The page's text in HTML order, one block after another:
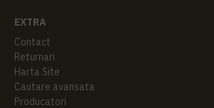
EXTRA
Contact
Returnari
Harta Site
Cautare avansata
Producatori